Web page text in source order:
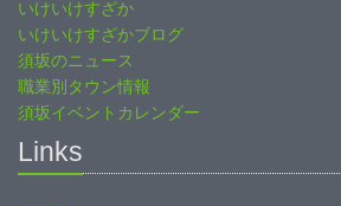
いけいけすざか
いけいけすざかブログ
須坂のニュース
職業別タウン情報
須坂イベントカレンダー
Links